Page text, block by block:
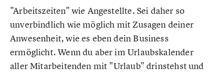
"Arbeitszeiten" wie Angestellte. Sei daher so
unverbindlich wie möglich mit Zusagen deiner
Anwesenheit, wie es eben dein Business
ermöglicht. Wenn du aber im Urlaubskalender
aller Mitarbeitenden mit "Urlaub" drinstehst und